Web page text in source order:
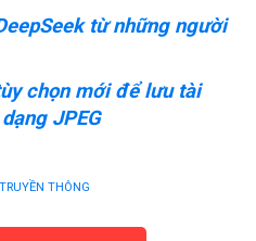
từ những người
chọn mới để lưu tài
JPEG
TRUYỀN THÔNG